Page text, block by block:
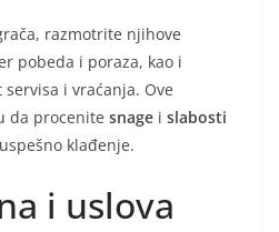
razmotrite njihove
pobeda i poraza, kao i
i vraćanja. Ove
da procenite snage i slabosti
klađenje.
i uslova